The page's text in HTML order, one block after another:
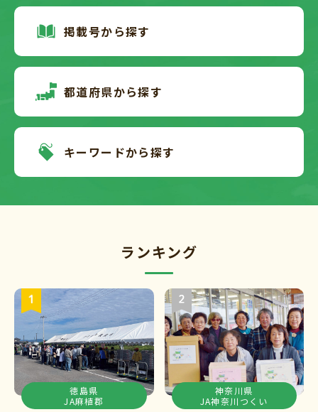
掲載号から探す
都道府県から探す
キーワードから探す
ランキング
徳島県
JA麻植郡
神奈川県
JA神奈川つくい